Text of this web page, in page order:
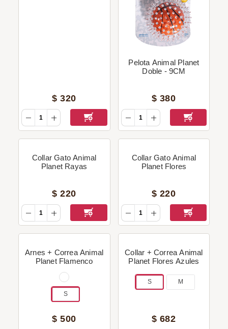
$ 320
Pelota Animal Planet
Doble - 9CM
$ 380
Collar Gato Animal
Planet Rayas
$ 220
Collar Gato Animal
Planet Flores
$ 220
Arnes + Correa Animal
Planet Flamenco
S
$ 500
Collar + Correa Animal
Planet Flores Azules
S M
$ 682